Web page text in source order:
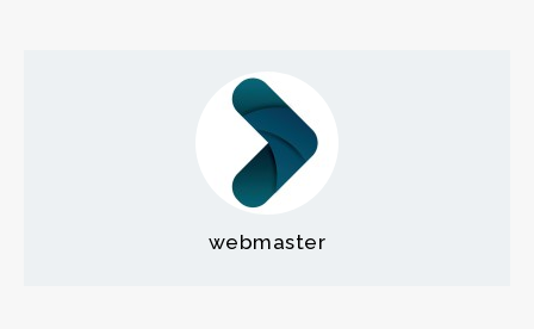
webmaster